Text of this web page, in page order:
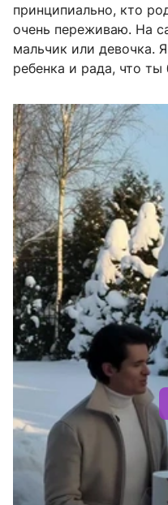
принципиально, кто
очень переживаю. На
мальчик или девочка.
ребенка и рада, что